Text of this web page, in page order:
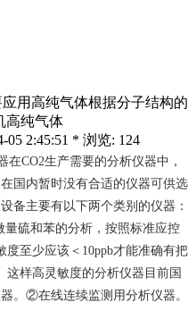
用高纯气体根据分子结构的
高纯气体
2:45:51 * 浏览: 124
在CO2生产需要的分析仪器中，
国内暂时没有合适的仪器可供选
备主要有以下两个类别的仪器：
硫和苯的分析，按照标准应控
度至少应该＜10ppb才能准确有把
这样高灵敏度的分析仪器目前国
。②在线连续监测用分析仪器。